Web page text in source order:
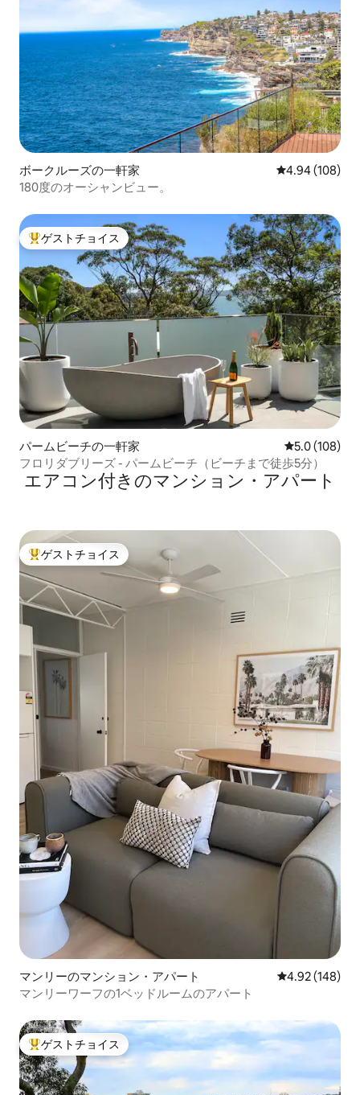
ボークルーズの一軒家 レビュー108
4.94 (108)
180度のオーシャンビュー。
大好評のゲストチョイスです。
ゲストチョイス
パームビーチの一軒家 レビュー108
5.0 (108)
フロリダブリーズ - パームビーチ（ビーチまで徒歩5分）
エアコン付きのマンション・アパート
大好評のゲストチョイスです。
ゲストチョイス
マンリーのマンション・アパート レビュー148
4.92 (148)
マンリーワーフの1ベッドルームのアパート
大好評のゲストチョイスです。
ゲストチョイス